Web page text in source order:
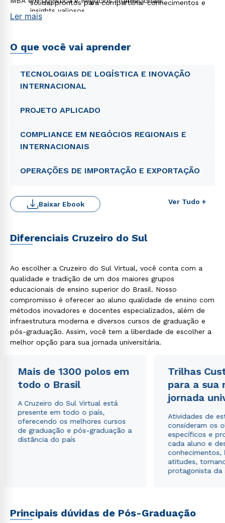
sólida, prontos para compartilhar conhecimentos e
insights valiosos.
Networking e oportunidades: oportunidades de
experiências.
Ler mais
O que você vai aprender
TECNOLOGIAS DE LOGÍSTICA E INOVAÇÃO
INTERNACIONAL
PROJETO APLICADO
COMPLIANCE EM NEGÓCIOS REGIONAIS E
INTERNACIONAIS
OPERAÇÕES DE IMPORTAÇÃO E EXPORTAÇÃO
Ver Tudo +
Baixar Ebook
Diferenciais Cruzeiro do Sul
Ao escolher a Cruzeiro do Sul Virtual, você conta com a
qualidade e tradição de um dos maiores grupos
educacionais de ensino superior do Brasil. Nosso
compromisso é oferecer ao aluno qualidade de ensino com
métodos inovadores e docentes especializados, além de
infraestrutura moderna e diversos cursos de graduação e
pós-graduação. Assim, você tem a liberdade de escolher a
melhor opção para sua jornada universitária.
Mais de 1300 polos em
todo o Brasil
A Cruzeiro do Sul Virtual está
presente em todo o país,
oferecendo os melhores cursos
de graduação e pós-graduação a
distância do país
Trilhas
para a sua
jornada
Atividades de
consideram os
específicos e
cada aluno e
conhecimentos,
atitudes,
protagonista da
Principais dúvidas de Pós-Graduação
ou